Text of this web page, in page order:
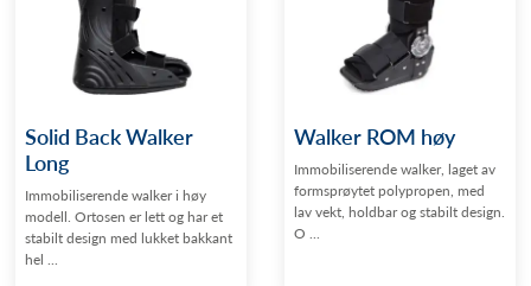
Solid Back Walker
Long
Immobiliserende walker i høy
modell. Ortosen er lett og har et
stabilt design med lukket bakkant
hel ...
Walker ROM høy
Immobiliserende walker, laget av
formsprøytet polypropen, med
lav vekt, holdbar og stabilt design.
O ...